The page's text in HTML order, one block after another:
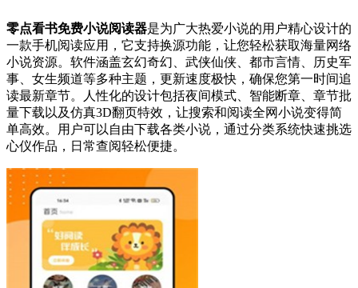
零点看书免费小说阅读器是为广大热爱小说的用户精心设计的
一款手机阅读应用，它支持换源功能，让您轻松获取海量网络
小说资源。软件涵盖玄幻奇幻、武侠仙侠、都市言情、历史军
事、女生频道等多种主题，更新速度极快，确保您第一时间追
读最新章节。人性化的设计包括夜间模式、智能断章、章节批
量下载以及仿真3D翻页特效，让搜索和阅读全网小说变得简
单高效。用户可以自由下载各类小说，通过分类系统快速挑选
心仪作品，日常查阅轻松便捷。